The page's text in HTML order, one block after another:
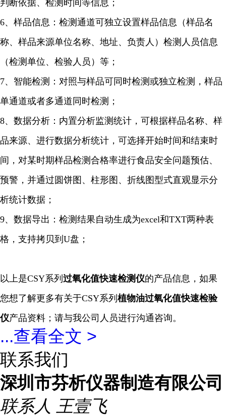
判断依据、检测时间等信息；
6、样品信息：检测通道可独立设置样品信息（样品名
称、样品来源单位名称、地址、负责人）检测人员信息
（检测单位、检验人员）等；
7、智能检测：对照与样品可同时检测或独立检测，样品
单通道或者多通道同时检测；
8、数据分析：内置分析监测统计，可根据样品名称、样
品来源、进行数据分析统计，可选择开始时间和结束时
间，对某时期样品检测合格率进行食品安全问题预估、
预警，并通过圆饼图、柱形图、折线图型式直观显示分
析统计数据；
9、数据导出：检测结果自动生成为excel和TXT两种表
格，支持拷贝到U盘；
以上是CSY系列 过氧化值快速检测仪的产品信息，如果
您想了解更多有关于CSY系列 植物油过氧化值快速检验
仪产品资料；请与我公司人员进行沟通咨询。
...查看全文 >
联系我们
深圳市芬析仪器制造有限公司
联系人 王壹飞